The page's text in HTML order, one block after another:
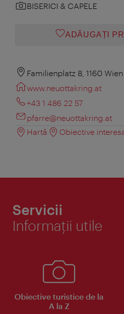
BISERICI & CAPELE
ADĂUGAȚI
Familienplatz 8, 1160 Wien
www.neuottakring.at
+43 1 486 22 57
pfarre@neuottakring.at
Hartă
Obiective
Servicii
Informaţii utile
Obiective turistice de la
A la Z